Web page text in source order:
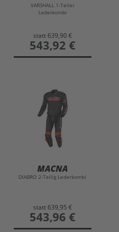
VARSHALL 1-Teiler
Lederkombi
statt 639,90 €
preis
543,92 €
MACNA
DIABRO 2-Teilig Lederkombi
statt 639,95 €
preis
543,96 €